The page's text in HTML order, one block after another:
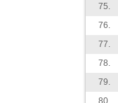
75.
76.
77.
78.
79.
80.